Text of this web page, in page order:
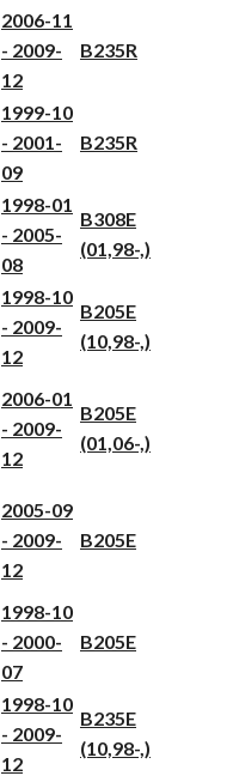
2006-11
- 2009-
12
B235R
1999-10
- 2001-
09
B235R
1998-01
- 2005-
08
B308E
(01,98-,)
1998-10
- 2009-
12
B205E
(10,98-,)
2006-01
- 2009-
12
B205E
(01,06-,)
2005-09
- 2009-
12
B205E
1998-10
- 2000-
07
B205E
1998-10
- 2009-
12
B235E
(10,98-,)